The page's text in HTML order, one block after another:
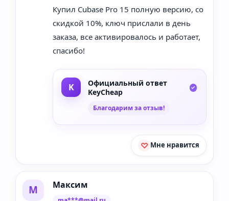
Купил Cubase Pro 15 полную версию, со
скидкой 10%, ключ прислали в день
заказа, все активировалось и работает,
спасибо!
Официальный ответ
KeyCheap
Благодарим за отзыв!
Мне нравится
М Максим